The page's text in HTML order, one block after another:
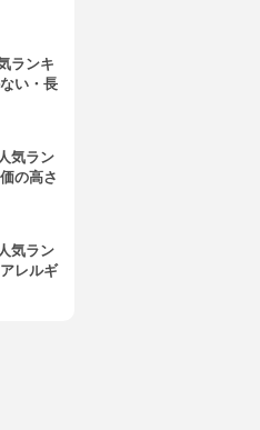
ランキ
い・長
気ラン
の高さ
気ラン
レルギ